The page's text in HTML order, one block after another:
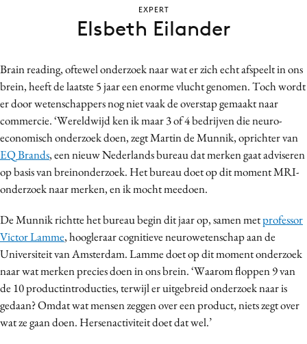
Contentmarketing
Craft
Customer Experience
Data & Insights
Design
Digital transformation
Diversiteit
Effectiviteit
Gedragsverandering
Influencer marketing
Interne communicatie
Martech
Media
Brain reading, oftewel onderzoek naar wat er zich echt afspeelt in ons
brein, heeft de laatste 5 jaar een enorme vlucht genomen. Toch wordt
er door wetenschappers nog niet vaak de overstap gemaakt naar
commercie. ‘Wereldwijd ken ik maar 3 of 4 bedrijven die neuro-
economisch onderzoek doen, zegt Martin de Munnik, oprichter van
EQ Brands, een nieuw Nederlands bureau dat merken gaat adviseren
op basis van breinonderzoek. Het bureau doet op dit moment MRI-
onderzoek naar merken, en ik mocht meedoen.
De Munnik richtte het bureau begin dit jaar op, samen metprofessor
Victor Lamme, hoogleraar cognitieve neurowetenschap aan de
Universiteit van Amsterdam. Lamme doet op dit moment onderzoek
naar wat merken precies doen in ons brein. ‘Waarom floppen 9 van
de 10 productintroducties, terwijl er uitgebreid onderzoek naar is
gedaan? Omdat wat mensen zeggen over een product, niets zegt over
wat ze gaan doen. Hersenactiviteit doet dat wel.’
EXPERT
Elsbeth Eilander